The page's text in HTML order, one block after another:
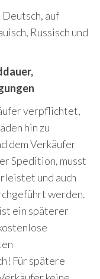
auf
Russisch und
verpflichtet,
hin zu
dem Verkäufer
Spedition, musst
und auch
werden.
ein späterer
Für spätere